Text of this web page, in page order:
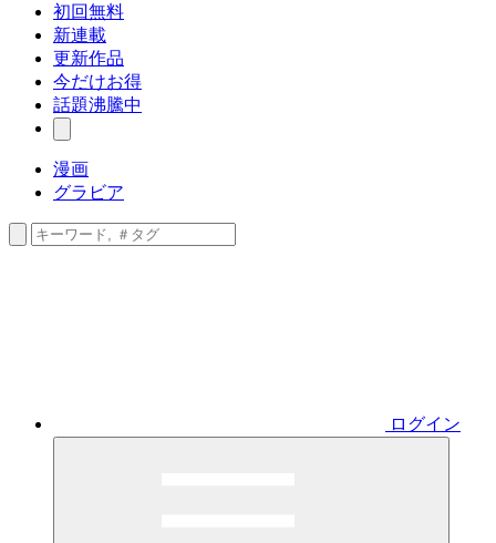
初回無料
新連載
更新作品
今だけお得
話題沸騰中
漫画
グラビア
ログイン